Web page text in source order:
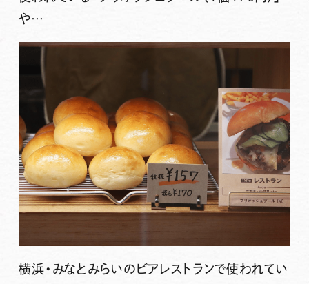
や…
横浜・みなとみらいのビアレストランで使われてい